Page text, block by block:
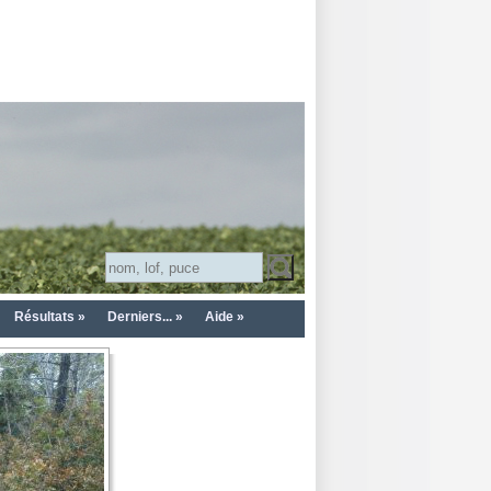
Résultats » Derniers... » Aide »